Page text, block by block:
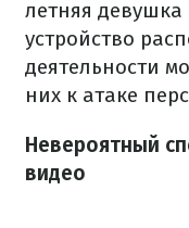
летняя
устройство
деятельности
них к атаке
Невероятный
видео